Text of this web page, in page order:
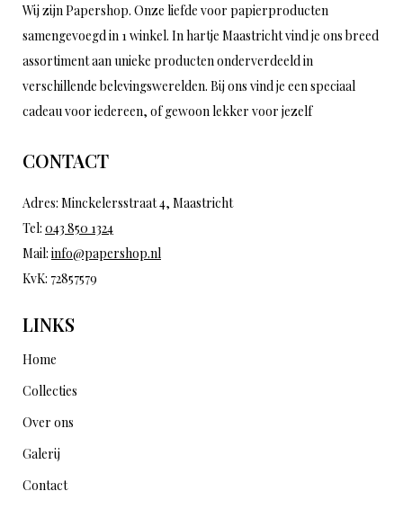
Wij zijn Papershop. Onze liefde voor papierproducten
samengevoegd in 1 winkel. In hartje Maastricht vind je ons breed
assortiment aan unieke producten onderverdeeld in
verschillende belevingswerelden. Bij ons vind je een speciaal
cadeau voor iedereen, of gewoon lekker voor jezelf
CONTACT
Adres: Minckelersstraat 4, Maastricht
Tel: 043 850 1324
Mail: info@papershop.nl
KvK: 72857579
LINKS
Home
Collecties
Over ons
Galerij
Contact